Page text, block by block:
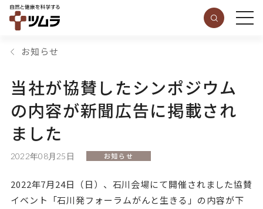
お知らせ
当社が協賛したシンポジウム
の内容が新聞広告に掲載され
ました
2022年08月25日 お知らせ
2022年7月24日（日）、石川会場にて開催されました協賛
イベント「石川発フォーラムがんと生きる」の内容が下